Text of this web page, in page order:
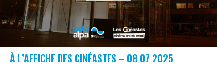
À L’AFFICHE DES CINÉASTES – 08 07 2025